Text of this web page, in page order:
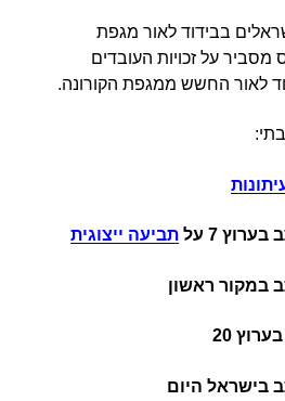
בבידוד לאור מגפת
מסביר על זכויות העובדים
לאור החשש ממגפת הקורונה.
בערוץ 7 על תביעה ייצוגית
במקור ראשון
20
בישראל היום